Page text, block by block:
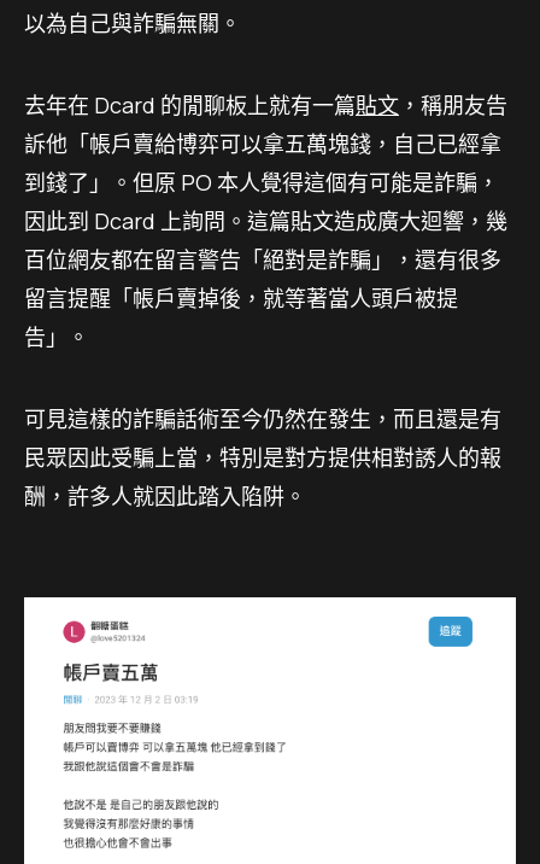
以為自己與詐騙無關。
去年在 Dcard 的閒聊板上就有一篇貼文 ，稱朋友告
訴他「帳戶賣給博弈可以拿五萬塊錢，自己已經拿
到錢了」。但原 PO 本人覺得這個有可能是詐騙，
因此到 Dcard 上詢問。這篇貼文造成廣大迴響，幾
百位網友都在留言警告「絕對是詐騙」，還有很多
留言提醒「帳戶賣掉後，就等著當人頭戶被提
告」。
可見這樣的詐騙話術至今仍然在發生，而且還是有
民眾因此受騙上當，特別是對方提供相對誘人的報
酬，許多人就因此踏入陷阱。